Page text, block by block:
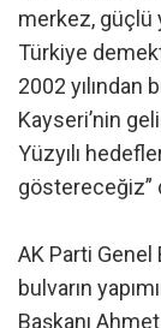
merkez, güçlü
Türkiye
2002 yılından
Kayseri’nin
Yüzyılı
göstereceğiz”
AK Parti
bulvarın
Başkanı